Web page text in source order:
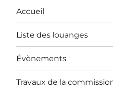
Accueil
Liste des louanges
Évènements
Travaux de la